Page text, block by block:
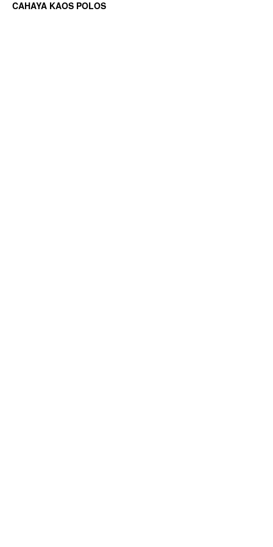
CAHAYA KAOS POLOS